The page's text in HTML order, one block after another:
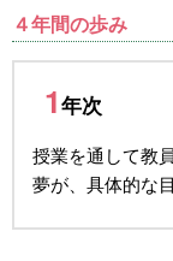
４年間の歩み
1年次
授業を通して教
夢が、具体的な